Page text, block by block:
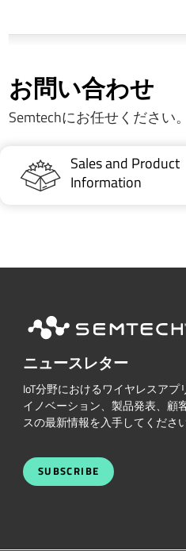
お問い合わせ
Semtechにお任せください
Sales and Product
Information
ニュースレター
IoT分野におけるワイヤレスアプ
イノベーション、製品発表、顧
スの最新情報を入手してください
SUBSCRIBE